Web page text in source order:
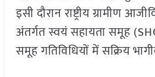
इसी दौरान राष्ट्रीय ग्रामीण
अंतर्गत स्वयं सहायता समूह
समूह गतिविधियों में सक्रिय